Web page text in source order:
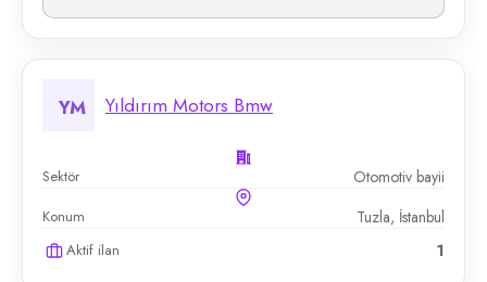
YM Yıldırım Motors Bmw
Sektör Otomotiv bayii
Konum Tuzla, İstanbul
Aktif ilan 1